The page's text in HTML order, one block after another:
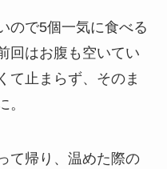
ので5個一気に食べる
回はお腹も空いてい
て止まらず、そのま
。
て帰り、温めた際の